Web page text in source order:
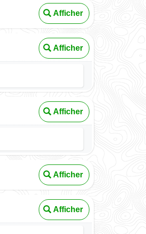
Afficher
Afficher
Afficher
Afficher
Afficher